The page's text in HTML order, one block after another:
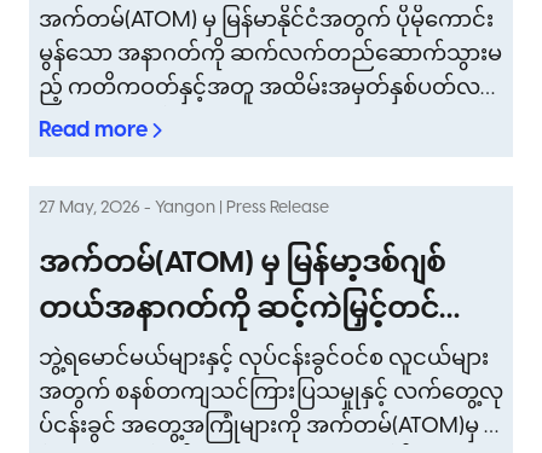
ကို ဆက်လက်တည်ဆောက်သွားမည့်
ကတိကဝတ်နှင့်အတူ အထိမ်းအမှတ်
နှစ်ပတ်လည်နေ့အား ဆင်နွှဲ
အက်တမ်(ATOM) မှ မြန်မာနိုင်ငံအတွက် ပိုမိုကောင်း
မွန်သော အနာဂတ်ကို ဆက်လက်တည်ဆောက်သွားမ
ည့် ကတိကဝတ်နှင့်အတူ အထိမ်းအမှတ်နှစ်ပတ်လ
ည်နေ့အား ဆင်နွှဲ
Read more
27 May, 2026 - Yangon | Press Release
အက်တမ်(ATOM) မှ မြန်မာ့ဒစ်ဂျစ်
တယ်အနာဂတ်ကို ဆင့်ကဲမြှင့်တင်ပေး
မည့် Talent Accelerator
Programme 2026 ကို မိတ်ဆက်
ဘွဲ့ရမောင်မယ်များနှင့် လုပ်ငန်းခွင်ဝင်စ လူငယ်များ
အတွက် စနစ်တကျသင်ကြား ပြသမှုုနှင့် လက်တွေ့လု
ပ်ငန်းခွင် အတွေ့အကြုံများကို အက်တမ်(ATOM)မှ စ